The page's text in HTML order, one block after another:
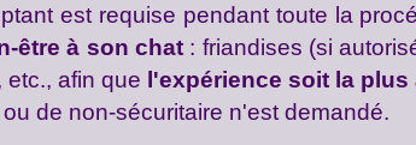
est requise pendanttoute la
être à son chat: friandises (si
etc., afin que l'expérience soit la
de non-sécuritaire n'est demandé.